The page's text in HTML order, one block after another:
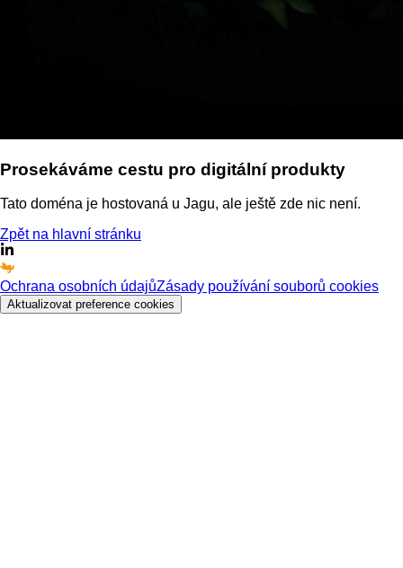
Prosekáváme cestu pro digitální produkty
Tato doména je hostovaná u Jagu, ale ještě zde nic není.
Zpět na hlavní stránku
Ochrana osobních údajůZásady používání souborů cookies
Aktualizovat preference cookies